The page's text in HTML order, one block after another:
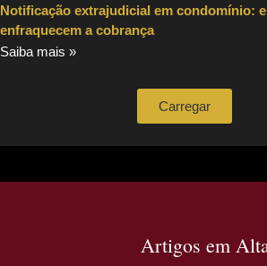
Notificação extrajudicial em condomínio:
enfraquecem a cobrança
Saiba mais »
Carregar
Artigos em